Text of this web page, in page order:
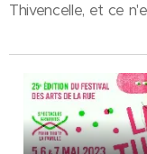
Thivencelle, et ce